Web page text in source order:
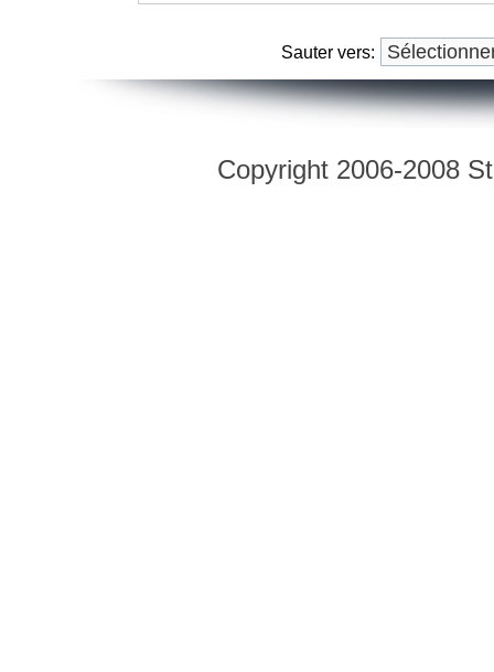
Sauter vers:
Copyright 2006-2008